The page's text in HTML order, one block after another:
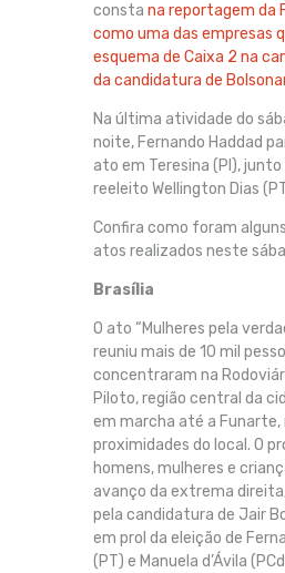
consta na reportagem da
como uma das empresas
esquema de Caixa 2 na
da candidatura de
Na última atividade do
noite, Fernando Haddad
ato em Teresina (PI),
reeleito Wellington Dias
Confira como foram
atos realizados neste
Brasília
O ato “Mulheres pela
reuniu mais de 10 mil
concentraram na
Piloto, região central da
em marcha até a Funarte,
proximidades do local. O
homens, mulheres e
avanço da extrema
pela candidatura de Jair
em prol da eleição de
(PT) e Manuela d’Ávila